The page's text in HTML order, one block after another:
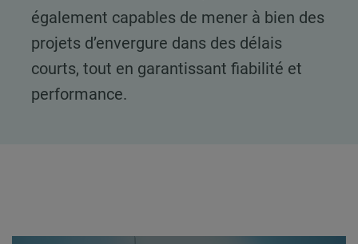
également capables de mener à bien des
projets d’envergure dans des délais
courts, tout en garantissant fiabilité et
performance.